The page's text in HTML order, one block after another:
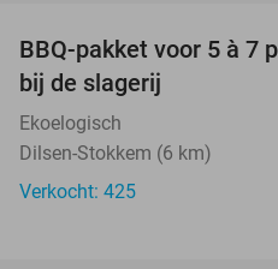
BBQ-pakket voor 5 à 7
bij de slagerij
Ekoelogisch
Dilsen-Stokkem (6 km)
Verkocht: 425